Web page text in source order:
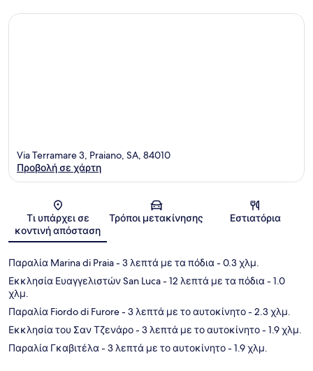
Χάρτης
Via Terramare 3, Praiano, SA, 84010
Προβολή σε χάρτη
Τι υπάρχει σε
κοντινή απόσταση
Τρόποι μετακίνησης Εστιατόρια
Παραλία Marina di Praia- 3 λεπτά με τα πόδια- 0.3 χλμ.
Εκκλησία Ευαγγελιστών San Luca- 12 λεπτά με τα πόδια- 1.0
χλμ.
Παραλία Fiordo di Furore- 3 λεπτά με το αυτοκίνητο- 2.3 χλμ.
Εκκλησία του Σαν Τζενάρο- 3 λεπτά με το αυτοκίνητο- 1.9 χλμ.
Παραλία Γκαβιτέλα- 3 λεπτά με το αυτοκίνητο- 1.9 χλμ.